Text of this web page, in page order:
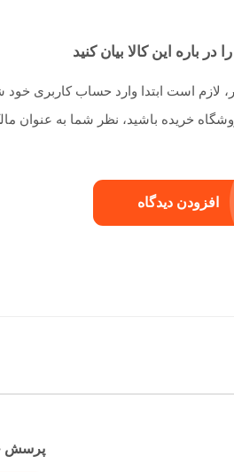
در باره این کالا بیان کنید
لازم است ابتدا وارد حساب کاربری خود
خریده باشید، نظر شما به عنوان
افزودن دیدگاه
پرسش